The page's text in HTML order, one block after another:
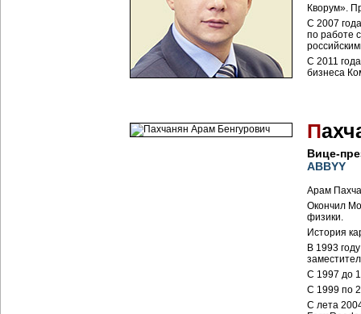
Кворум».
С 2007
по работе
С 2011
бизнеса
П
Вице-
ABBYY
Арам
Окончил
физики.
История
В 1993
С 1997 до
С 1999 по
С лета